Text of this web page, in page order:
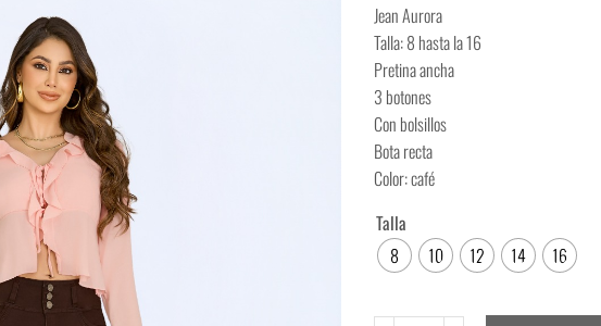
Jean Aurora
Talla: 8 hasta la 16
Pretina ancha
3 botones
Con bolsillos
Bota recta
Color: café
Talla
8
10 12 14 16